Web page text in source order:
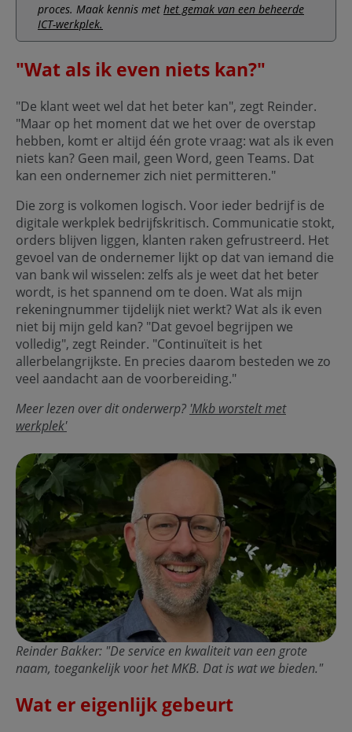
proces. Maak kennis met het gemak van een beheerde
ICT-werkplek.
"Wat als ik even niets kan?"
"De klant weet wel dat het beter kan", zegt Reinder.
"Maar op het moment dat we het over de overstap
hebben, komt er altijd één grote vraag: wat als ik even
niets kan? Geen mail, geen Word, geen Teams. Dat
kan een ondernemer zich niet permitteren."
Die zorg is volkomen logisch. Voor ieder bedrijf is de
digitale werkplek bedrijfskritisch. Communicatie stokt,
orders blijven liggen, klanten raken gefrustreerd. Het
gevoel van de ondernemer lijkt op dat van iemand die
van bank wil wisselen: zelfs als je weet dat het beter
wordt, is het spannend om te doen. Wat als mijn
rekeningnummer tijdelijk niet werkt? Wat als ik even
niet bij mijn geld kan? "Dat gevoel begrijpen we
volledig", zegt Reinder. "Continuïteit is het
allerbelangrijkste. En precies daarom besteden we zo
veel aandacht aan de voorbereiding."
Meer lezen over dit onderwerp? 'Mkb worstelt met
werkplek'
Reinder Bakker: "De service en kwaliteit van een grote
naam, toegankelijk voor het MKB. Dat is wat we bieden."
Wat er eigenlijk gebeurt